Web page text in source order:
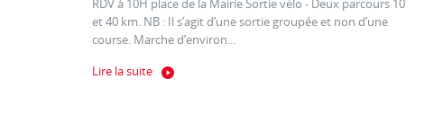
RDV à 10H place de la Mairie Sortie vélo - Deux parcours 10
et 40 km. NB : Il s’agit d’une sortie groupée et non d’une
course. Marche d’environ...
Lire la suite